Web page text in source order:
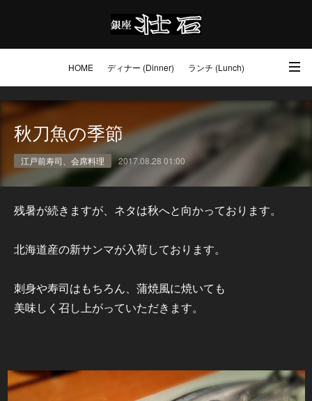
HOME ディナー (Dinner) ランチ (Lunch)
アクセス・ご予約 (Access / Reservations) ワイン (Wine) お土産 (Go to)
壮石の心 (Our Philosophy)
秋刀魚の季節
江戸前寿司、会席料理 2017.08.28 01:00
残暑が続きますが、ネタは秋へと向かっております。
北海道産の新サンマが入荷しております。
刺身や寿司はもちろん、蒲焼風に焼いても
美味しく召し上がっていただきます。